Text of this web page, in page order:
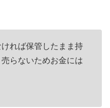
れば保管したまま持
らないためお金には